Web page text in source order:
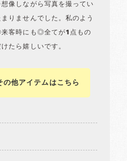
像しながら写真を撮ってい
りませんでした。私のよう
客時にも◎全てが1点もの
たら嬉しいです。
の他アイテムはこちら